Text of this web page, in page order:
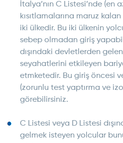
İtalya’nın C Listesi’nde (en
kısıtlamalarına maruz
iki ülkedir. Bu iki ülkenin
sebep olmadan giriş
dışındaki devletlerden
seyahatlerini etkileyen
etmketedir. Bu giriş öncesi
(zorunlu test yaptırma ve
görebilirsiniz.
C Listesi veya D Listesi
gelmek isteyen yolcular